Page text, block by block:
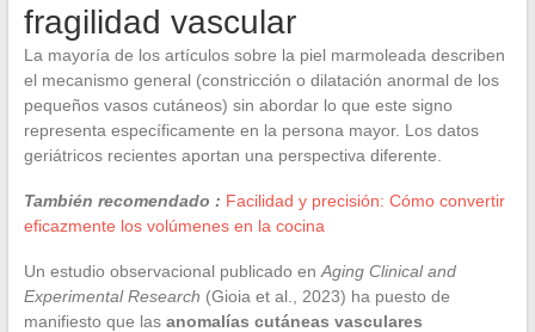
fragilidad vascular
La mayoría de los artículos sobre la piel marmoleada describen
el mecanismo general (constricción o dilatación anormal de los
pequeños vasos cutáneos) sin abordar lo que este signo
representa específicamente en la persona mayor. Los datos
geriátricos recientes aportan una perspectiva diferente.
También recomendado : Facilidad y precisión: Cómo convertir
eficazmente los volúmenes en la cocina
Un estudio observacional publicado en Aging Clinical and
Experimental Research (Gioia et al., 2023) ha puesto de
manifiesto que las anomalías cutáneas vasculares